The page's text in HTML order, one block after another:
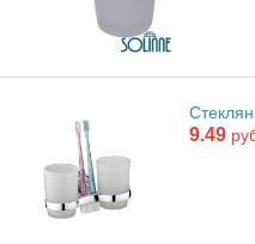
9.49